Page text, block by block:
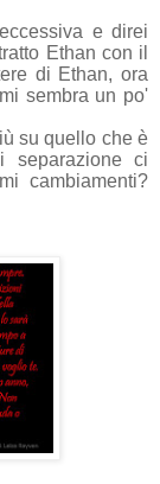
e direi
Ethan con il
di Ethan, ora
sembra un po'
su quello che è
separazione ci
cambiamenti?